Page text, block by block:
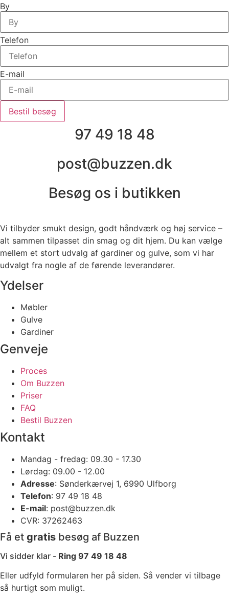
By
Telefon
E-mail
Bestil besøg
97 49 18 48
post@buzzen.dk
Besøg os i butikken
Vi tilbyder smukt design, godt håndværk og høj service –
alt sammen tilpasset din smag og dit hjem. Du kan vælge
mellem et stort udvalg af gardiner og gulve, som vi har
udvalgt fra nogle af de førende leverandører.
Ydelser
Møbler
Gulve
Gardiner
Genveje
Proces
Om Buzzen
Priser
FAQ
Bestil Buzzen
Kontakt
Mandag - fredag: 09.30 - 17.30
Lørdag: 09.00 - 12.00
Adresse: Sønderkærvej 1, 6990 Ulfborg
Telefon: 97 49 18 48
E-mail: post@buzzen.dk
CVR: 37262463
Få et gratis besøg af Buzzen
Vi sidder klar - Ring 97 49 18 48
Eller udfyld formularen her på siden. Så vender vi tilbage
så hurtigt som muligt.